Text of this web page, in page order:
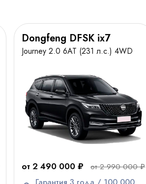
Dongfeng DFSK ix7
Journey 2.0 6AT (231 л.с.) 4WD
от 2 490 000 ₽ от 2 990 000 ₽